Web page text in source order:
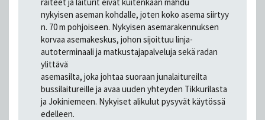
nykyisen aseman kohdalle, joten koko asema siirtyy
n. 70 m pohjoiseen. Nykyisen asemarakennuksen
korvaa asemakeskus, johon sijoittuu linja-
autoterminaali ja matkustajapalveluja sekä radan
ylittävä
asemasilta, joka johtaa suoraan junalaitureilta
bussilaitureille ja avaa uuden yhteyden Tikkurilasta
ja Jokiniemeen. Nykyiset alikulut pysyvät käytössä
edelleen.